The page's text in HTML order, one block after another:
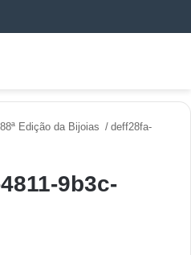
Edição da Bijoias / deff28fa-
9b3c-